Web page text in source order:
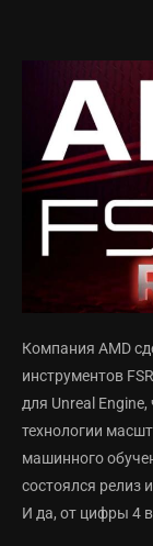
Компания AMD
инструментов
для Unreal
технологии
машинного
состоялся релиз
И да, от цифры 4